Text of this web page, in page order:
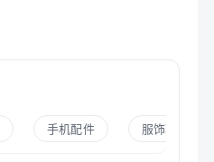
手机配件 服饰鞋帽